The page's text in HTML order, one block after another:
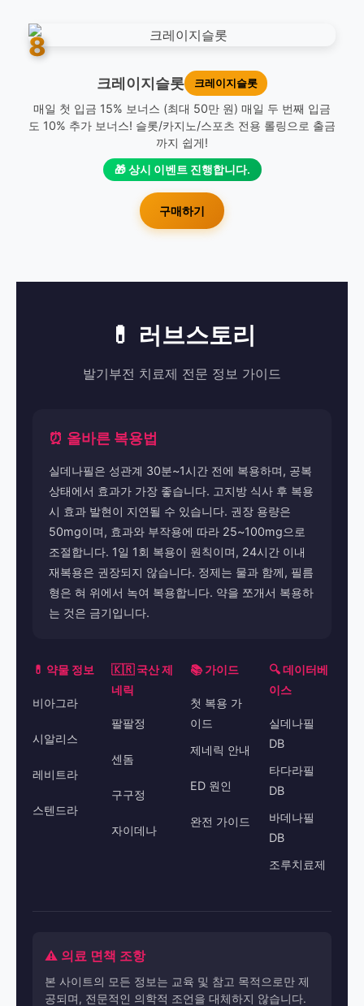
8
크레이지슬롯 크레이지슬롯
매일 첫 입금 15% 보너스 (최대 50만 원) 매일 두 번째 입금
도 10% 추가 보너스! 슬롯/카지노/스포츠 전용 롤링으로 출금
까지 쉽게!
🎁 상시 이벤트 진행합니다.
구매하기
💊 러브스토리
발기부전 치료제 전문 정보 가이드
⏰ 올바른 복용법
실데나필은 성관계 30분~1시간 전에 복용하며, 공복
상태에서 효과가 가장 좋습니다. 고지방 식사 후 복용
시 효과 발현이 지연될 수 있습니다. 권장 용량은
50mg이며, 효과와 부작용에 따라 25~100mg으로
조절합니다. 1일 1회 복용이 원칙이며, 24시간 이내
재복용은 권장되지 않습니다. 정제는 물과 함께, 필름
형은 혀 위에서 녹여 복용합니다. 약을 쪼개서 복용하
는 것은 금기입니다.
💊 약물 정보
비아그라
시알리스
레비트라
스텐드라
🇰🇷 국산 제
네릭
팔팔정
센돔
구구정
자이데나
📚 가이드
첫 복용 가
이드
제네릭 안내
ED 원인
완전 가이드
🔍 데이터베
이스
실데나필
DB
타다라필
DB
바데나필
DB
조루치료제
⚠️ 의료 면책 조항
본 사이트의 모든 정보는 교육 및 참고 목적으로만 제
공되며, 전문적인 의학적 조언을 대체하지 않습니다.